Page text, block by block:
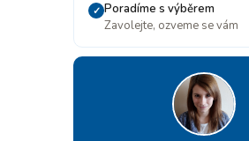
✓ Poradíme s výběrem
Zavolejte, ozveme se vám